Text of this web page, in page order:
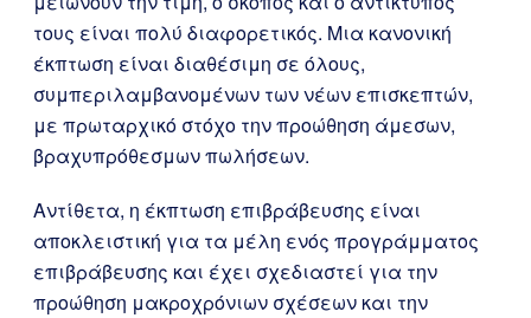
τους είναι πολύ διαφορετικός. Μια κανονική
έκπτωση είναι διαθέσιμη σε όλους,
συμπεριλαμβανομένων των νέων επισκεπτών,
με πρωταρχικό στόχο την προώθηση άμεσων,
βραχυπρόθεσμων πωλήσεων.
Αντίθετα, η έκπτωση επιβράβευσης είναι
αποκλειστική για τα μέλη ενός προγράμματος
επιβράβευσης και έχει σχεδιαστεί για την
προώθηση μακροχρόνιων σχέσεων και την